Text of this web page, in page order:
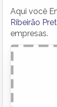
Aqui você
Ribeirão
empresas.